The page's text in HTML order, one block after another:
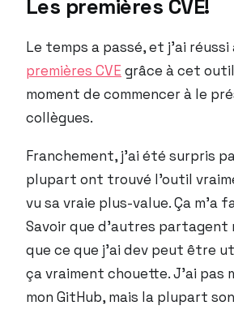
Les premières CVE!
Le temps a passé, et j’ai
premières CVE grâce à cet
moment de commencer à le
collègues.
Franchement, j’ai été surpris
plupart ont trouvé l’outil
vu sa vraie plus-value. Ça m’a
Savoir que d’autres
que ce que j’ai dev peut être
ça vraiment chouette. J’ai pas
mon GitHub, mais la plupart